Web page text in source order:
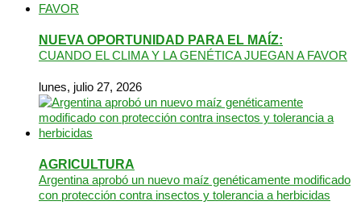
NUEVA OPORTUNIDAD PARA EL MAÍZ:
CUANDO EL CLIMA Y LA GENÉTICA JUEGAN A FAVOR
lunes, julio 27, 2026
AGRICULTURA
Argentina aprobó un nuevo maíz genéticamente modificado
con protección contra insectos y tolerancia a herbicidas